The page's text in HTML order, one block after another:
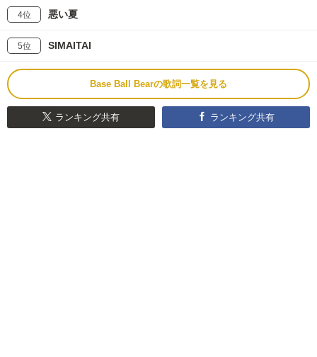
4位 悪い夏
5位 SIMAITAI
Base Ball Bearの歌詞一覧を見る
ランキング共有 ランキング共有